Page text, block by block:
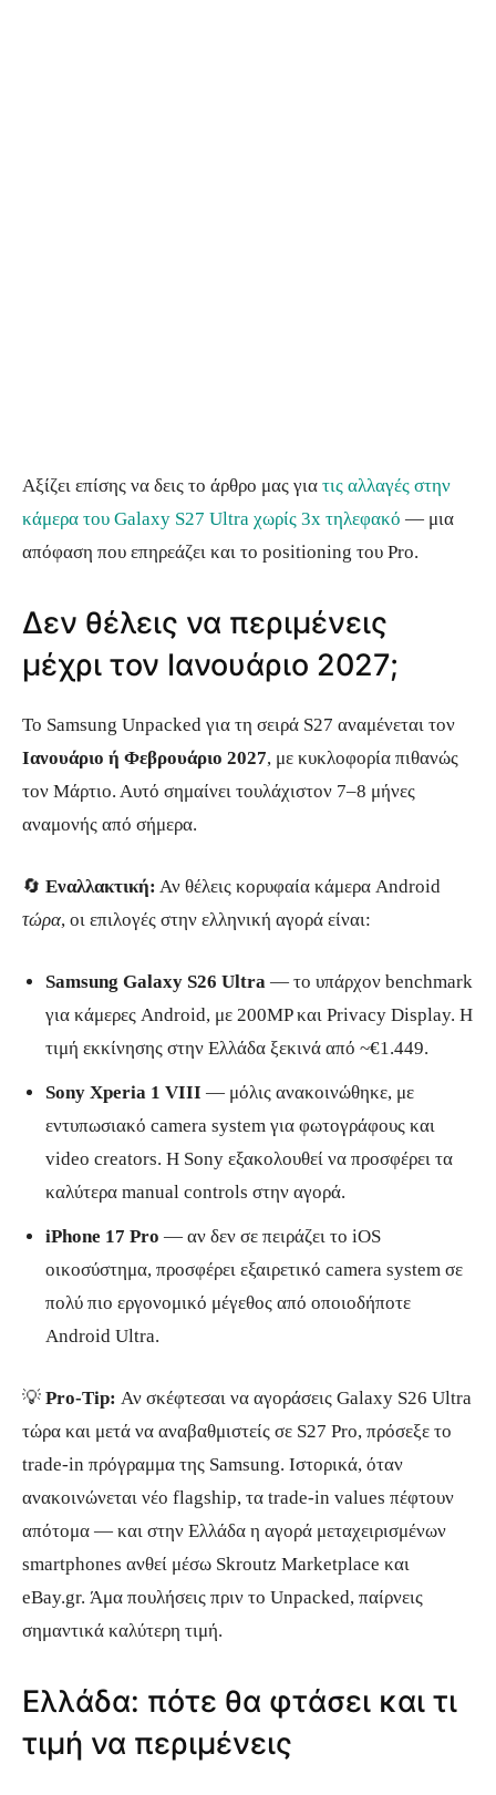
Αξίζει επίσης να δεις το άρθρο μας για τις αλλαγές στην
κάμερα του Galaxy S27 Ultra χωρίς 3x τηλεφακό — μια
απόφαση που επηρεάζει και το positioning του Pro.
Δεν θέλεις να περιμένεις
μέχρι τον Ιανουάριο 2027;
Το Samsung Unpacked για τη σειρά S27 αναμένεται τον
Ιανουάριο ή Φεβρουάριο 2027, με κυκλοφορία πιθανώς
τον Μάρτιο. Αυτό σημαίνει τουλάχιστον 7–8 μήνες
αναμονής από σήμερα.
🔄 Εναλλακτική: Αν θέλεις κορυφαία κάμερα Android
τώρα, οι επιλογές στην ελληνική αγορά είναι:
Samsung Galaxy S26 Ultra — το υπάρχον benchmark
για κάμερες Android, με 200MP και Privacy Display. Η
τιμή εκκίνησης στην Ελλάδα ξεκινά από ~€1.449.
Sony Xperia 1 VIII — μόλις ανακοινώθηκε, με
εντυπωσιακό camera system για φωτογράφους και
video creators. Η Sony εξακολουθεί να προσφέρει τα
καλύτερα manual controls στην αγορά.
iPhone 17 Pro — αν δεν σε πειράζει το iOS
οικοσύστημα, προσφέρει εξαιρετικό camera system σε
πολύ πιο εργονομικό μέγεθος από οποιοδήποτε
Android Ultra.
💡 Pro-Tip: Αν σκέφτεσαι να αγοράσεις Galaxy S26 Ultra
τώρα και μετά να αναβαθμιστείς σε S27 Pro, πρόσεξε το
trade-in πρόγραμμα της Samsung. Ιστορικά, όταν
ανακοινώνεται νέο flagship, τα trade-in values πέφτουν
απότομα — και στην Ελλάδα η αγορά μεταχειρισμένων
smartphones ανθεί μέσω Skroutz Marketplace και
eBay.gr. Άμα πουλήσεις πριν το Unpacked, παίρνεις
σημαντικά καλύτερη τιμή.
Ελλάδα: πότε θα φτάσει και τι
τιμή να περιμένεις